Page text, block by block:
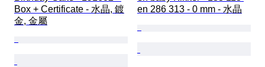
Box + Certificate - 水晶, 鍍
金, 金屬
en 286 313 - 0 mm - 水晶